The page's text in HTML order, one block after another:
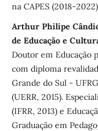
na CAPES (2018-
Arthur Philipe
de Educação e
Doutor em Educação
com diploma
Grande do Sul -
(UERR, 2015).
(IFRR, 2013) e
Graduação em